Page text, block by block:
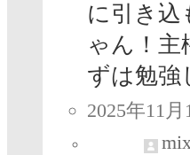
に引き込
ゃん！主
ずは勉強
2025年11